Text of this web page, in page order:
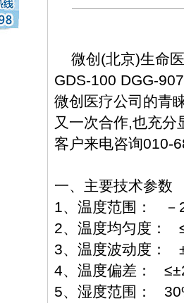
微创(北京)生命医
GDS-100 DGG-
微创医疗公司的青
又一次合作,也充分
客户来电咨询010-
一、主要技术参数
1、温度范围：
2、温度均匀度
3、温度波动度：
4、温度偏差：
5、湿度范围：